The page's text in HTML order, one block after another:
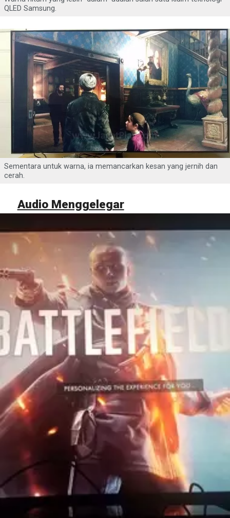
QLED Samsung.
Sementara untuk warna, ia memancarkan kesan yang jernih dan
cerah.
Audio Menggelegar